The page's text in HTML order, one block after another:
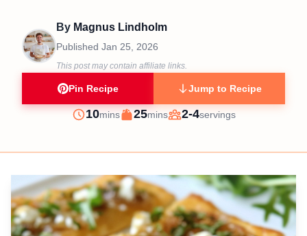
By Magnus Lindholm
Published Jan 25, 2026
This post may contain affiliate links.
Pin Recipe Jump to Recipe
Prep
10minutes
mins
Cook
25minutes
mins
Servings
2-4servings